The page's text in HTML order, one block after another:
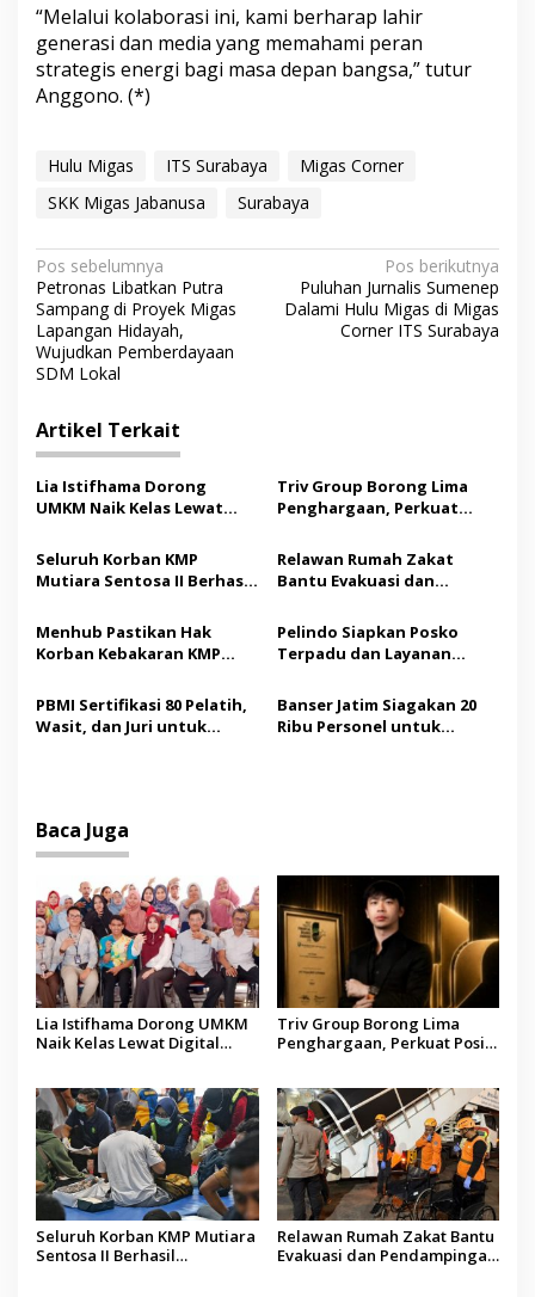
“Melalui kolaborasi ini, kami berharap lahir
generasi dan media yang memahami peran
strategis energi bagi masa depan bangsa,” tutur
Anggono. (*)
Hulu Migas ITS Surabaya
Migas Corner
SKK Migas Jabanusa
Surabaya
N
a
v
i
a
s
i
o
Pos sebelumnya
Petronas Libatkan Putra
Sampang di Proyek Migas
Lapangan Hidayah,
Wujudkan Pemberdayaan
SDM Lokal
Pos berikutnya
Puluhan Jurnalis Sumenep
Dalami Hulu Migas di Migas
Corner ITS Surabaya
Artikel Terkait
Lia Istifhama Dorong
UMKM Naik Kelas Lewat
Soroti Pemberdayaan
Difabel
Triv Group Borong Lima
Penghargaan, Perkuat
Aset Digital Terpercaya
Seluruh Korban KMP
Mutiara Sentosa II Berhasil
Audit Operator Kapal
Relawan Rumah Zakat
Bantu Evakuasi dan
Kebakaran KMP Mutiara
Sentosa II
Menhub Pastikan Hak
Korban Kebakaran KMP
Dipenuhi, Evakuasi Terus
Berlanjut
Pelindo Siapkan Posko
Terpadu dan Layanan
Kebakaran KMP Mutiara
Sentosa II
PBMI Sertifikasi 80 Pelatih,
Wasit, dan Juri untuk
Banser Jatim Siagakan 20
Ribu Personel untuk
Baca Juga
Lia Istifhama Dorong UMKM
Naik Kelas Lewat Digital
Triv Group Borong Lima
Penghargaan, Perkuat Posisi
Seluruh Korban KMP Mutiara
Sentosa II Berhasil
Relawan Rumah Zakat Bantu
Evakuasi dan Pendampingan